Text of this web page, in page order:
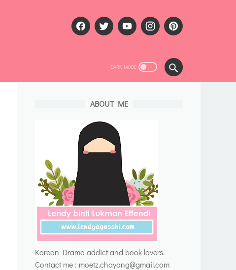
ABOUT ME
Korean Drama addict and book lovers.
Contact me : moetz.chayang@gmail.com